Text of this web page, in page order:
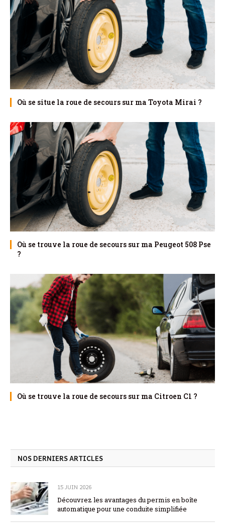
Où se situe la roue de secours sur ma Toyota Mirai ?
Où se trouve la roue de secours sur ma Peugeot 508 Pse
?
Où se trouve la roue de secours sur ma Citroen C1 ?
NOS DERNIERS ARTICLES
15 JUIN 2026
Découvrez les avantages du permis en boîte
automatique pour une conduite simplifiée